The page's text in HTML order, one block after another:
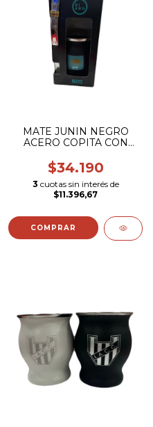
MATE JUNIN NEGRO
ACERO COPITA CON
COLOR)
$34.190
3 cuotas sin interés de
$11.396,67